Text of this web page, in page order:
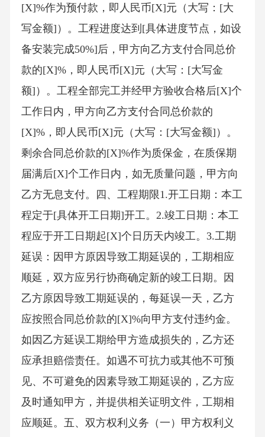
[X]%作为预付款，即人民币[X]元（大写：[大
写金额]）。工程进度达到[具体进度节点，如设
备安装完成50%]后，甲方向乙方支付合同总价
款的[X]%，即人民币[X]元（大写：[大写金
额]）。工程全部完工并经甲方验收合格后[X]个
工作日内，甲方向乙方支付合同总价款的
[X]%，即人民币[X]元（大写：[大写金额]）。
剩余合同总价款的[X]%作为质保金，在质保期
届满后[X]个工作日内，如无质量问题，甲方向
乙方无息支付。四、工程期限1.开工日期：本工
程定于[具体开工日期]开工。2.竣工日期：本工
程应于开工日期起[X]个日历天内竣工。3.工期
延误：因甲方原因导致工期延误的，工期相应
顺延，双方应另行协商确定新的竣工日期。因
乙方原因导致工期延误的，每延误一天，乙方
应按照合同总价款的[X]%向甲方支付违约金。
如因乙方延误工期给甲方造成损失的，乙方还
应承担赔偿责任。如遇不可抗力或其他不可预
见、不可避免的因素导致工期延误的，乙方应
及时通知甲方，并提供相关证明文件，工期相
应顺延。五、双方权利义务（一）甲方权利义